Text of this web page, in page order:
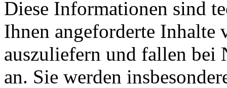
Diese Informationen sind
Ihnen angeforderte Inhalte
auszuliefern und fallen bei
an. Sie werden